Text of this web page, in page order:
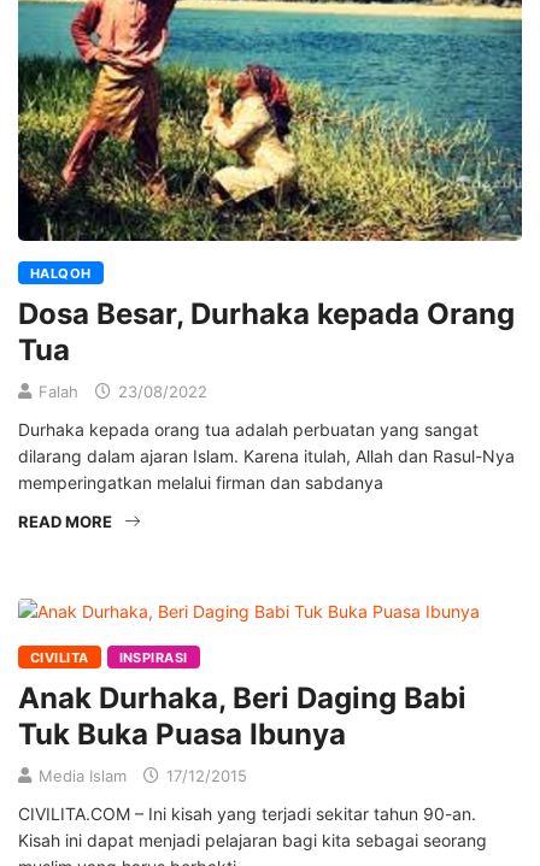
HALQOH
Dosa Besar, Durhaka kepada Orang
Tua
Falah 23/08/2022
Durhaka kepada orang tua adalah perbuatan yang sangat
dilarang dalam ajaran Islam. Karena itulah, Allah dan Rasul-Nya
memperingatkan melalui firman dan sabdanya
READ MORE
CIVILITA INSPIRASI
Anak Durhaka, Beri Daging Babi
Tuk Buka Puasa Ibunya
Media Islam 17/12/2015
CIVILITA.COM – Ini kisah yang terjadi sekitar tahun 90-an.
Kisah ini dapat menjadi pelajaran bagi kita sebagai seorang